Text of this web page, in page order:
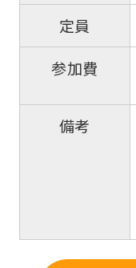
定員
参加費
備考